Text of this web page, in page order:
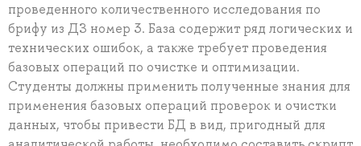
проведенного количественного исследования по
брифу из ДЗ номер 3. База содержит ряд логических и
технических ошибок, а также требует проведения
базовых операций по очистке и оптимизации.
Студенты должны применить полученные знания для
применения базовых операций проверок и очистки
данных, чтобы привести БД в вид, пригодный для